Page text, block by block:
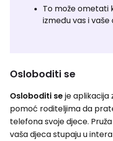
To može ometati
između vas i vaše
Osloboditi se
Osloboditi seje aplikacija
pomoć roditeljima da
telefona svoje djece.
vaša djeca stupaju u